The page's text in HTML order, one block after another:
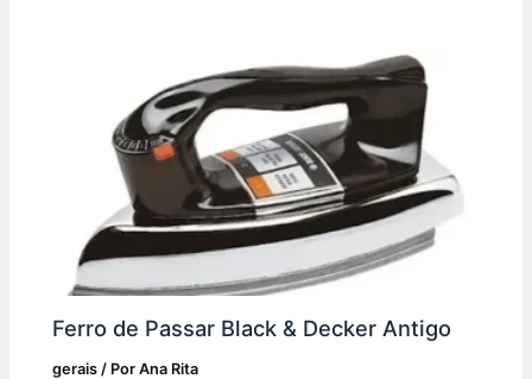
Ferro de Passar Black & Decker Antigo
gerais / PorAna Rita